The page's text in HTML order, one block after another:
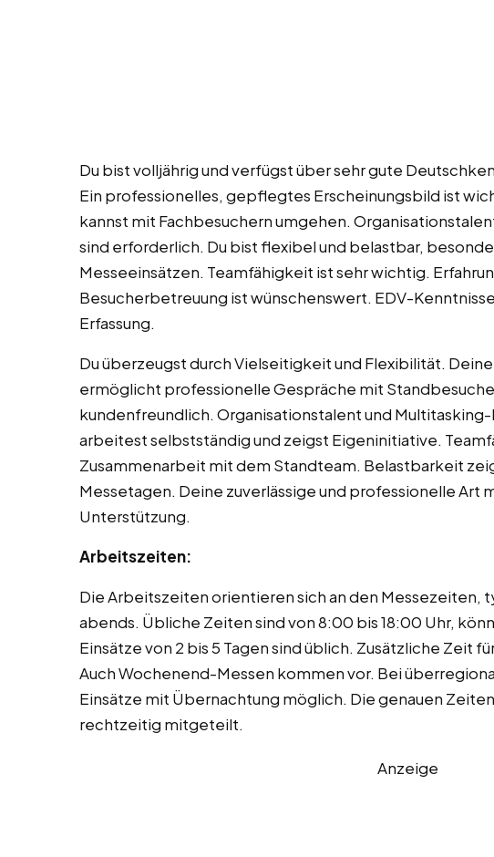
Du bist volljährig und verfügst über sehr gute
Ein professionelles, gepflegtes Erscheinungsbild ist
kannst mit Fachbesuchern umgehen.
sind erforderlich. Du bist flexibel und belastbar,
Messeeinsätzen. Teamfähigkeit ist sehr wichtig.
Besucherbetreuung ist wünschenswert. EDV-
Erfassung.
Du überzeugst durch Vielseitigkeit und Flexibilität.
ermöglicht professionelle Gespräche mit
kundenfreundlich. Organisationstalent und
arbeitest selbstständig und zeigst Eigeninitiative.
Zusammenarbeit mit dem Standteam. Belastbarkeit
Messetagen. Deine zuverlässige und professionelle Art
Unterstützung.
Arbeitszeiten:
Die Arbeitszeiten orientieren sich an den Messezeiten,
abends. Übliche Zeiten sind von 8:00 bis 18:00 Uhr,
Einsätze von 2 bis 5 Tagen sind üblich. Zusätzliche Zeit
Auch Wochenend-Messen kommen vor. Bei
Einsätze mit Übernachtung möglich. Die genauen
rechtzeitig mitgeteilt.
Anzeige